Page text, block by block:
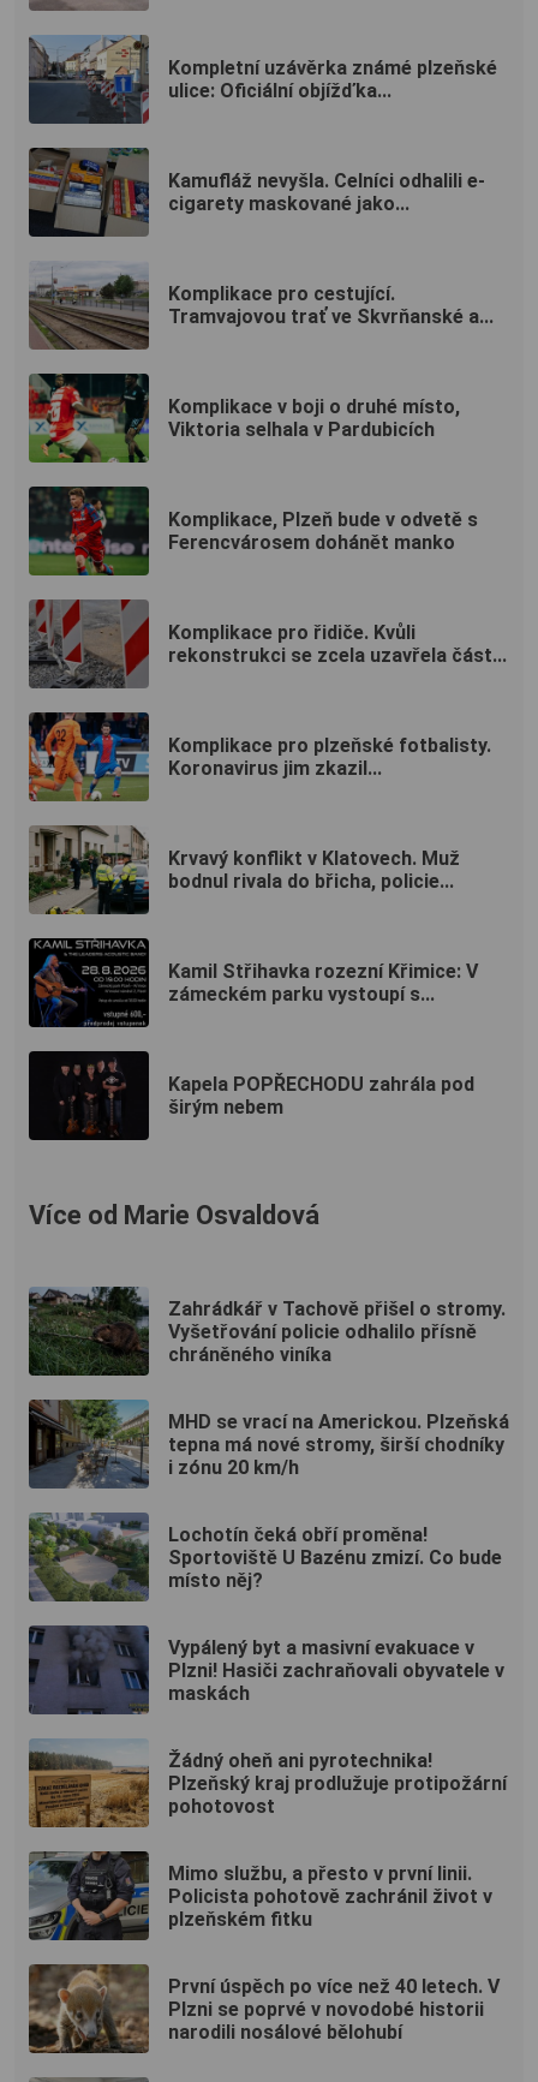
Kompletní uzávěrka známé plzeňské
ulice: Oficiální objížďka...
Kamufláž nevyšla. Celníci odhalili e-
cigarety maskované jako...
Komplikace pro cestující.
Tramvajovou trať ve Skvrňanské a...
Komplikace v boji o druhé místo,
Viktoria selhala v Pardubicích
Komplikace, Plzeň bude v odvetě s
Ferencvárosem dohánět manko
Komplikace pro řidiče. Kvůli
rekonstrukci se zcela uzavřela část...
Komplikace pro plzeňské fotbalisty.
Koronavirus jim zkazil...
Krvavý konflikt v Klatovech. Muž
bodnul rivala do břicha, policie...
Kamil Střihavka rozezní Křimice: V
zámeckém parku vystoupí s...
Kapela POPŘECHODU zahrála pod
širým nebem
Více od Marie Osvaldová
Zahrádkář v Tachově přišel o stromy.
Vyšetřování policie odhalilo přísně
chráněného viníka
MHD se vrací na Americkou. Plzeňská
tepna má nové stromy, širší chodníky
i zónu 20 km/h
Lochotín čeká obří proměna!
Sportoviště U Bazénu zmizí. Co bude
místo něj?
Vypálený byt a masivní evakuace v
Plzni! Hasiči zachraňovali obyvatele v
maskách
Žádný oheň ani pyrotechnika!
Plzeňský kraj prodlužuje protipožární
pohotovost
Mimo službu, a přesto v první linii.
Policista pohotově zachránil život v
plzeňském fitku
První úspěch po více než 40 letech. V
Plzni se poprvé v novodobé historii
narodili nosálové bělohubí